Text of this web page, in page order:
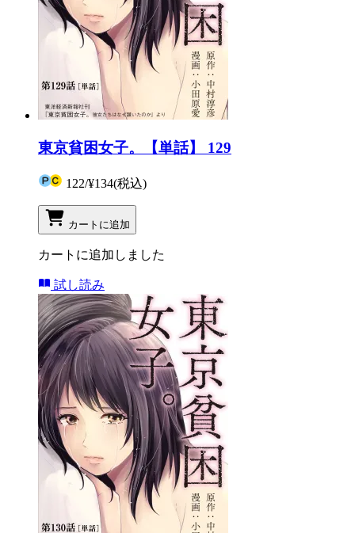
東京貧困女子。【単話】 129
122/¥134(税込)
カートに追加
カートに追加しました
試し読み